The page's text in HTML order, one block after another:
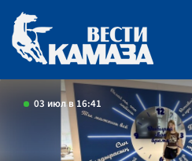
03 июл в 16:41